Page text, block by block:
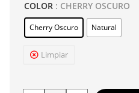
COLOR : CHERRY OSCURO
Cherry Oscuro Natural
Limpiar